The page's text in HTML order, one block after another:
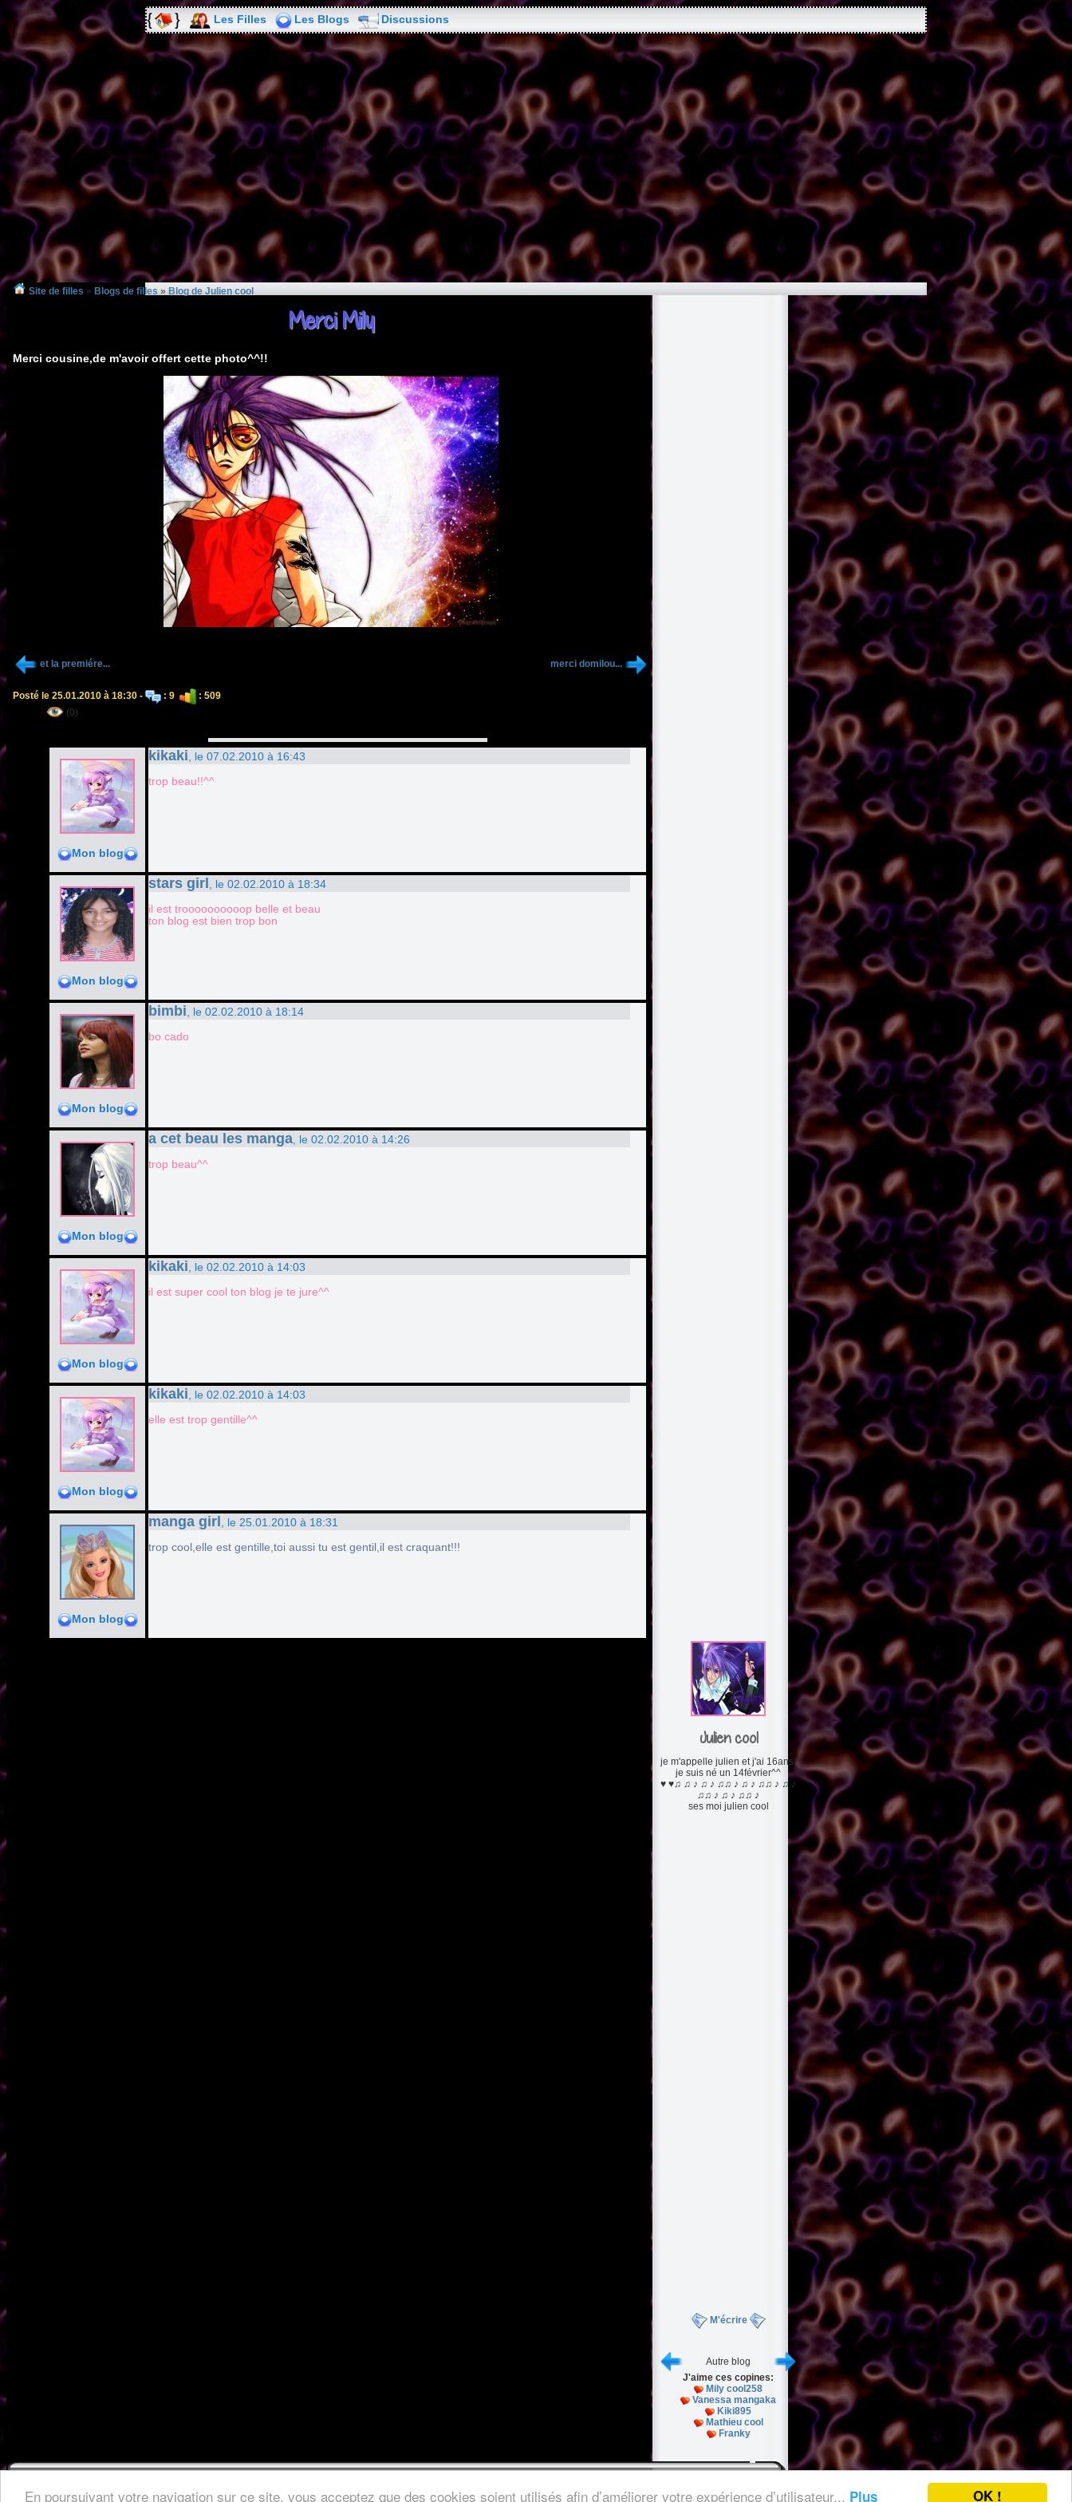
OK !
En poursuivant votre navigation sur ce site, vous acceptez que des cookies soient utilisés afin d’améliorer votre expérience d’utilisateur... Plus
Les Filles Les Blogs Discussions
Site de filles » Blogs de filles » Blog de Julien cool
Merci Mily
Merci cousine,de m'avoir offert cette photo^^!!
et la premiére... merci domilou...
Posté le 25.01.2010 à 18:30 - : 9
: 509
(0)
Mon blog
kikaki , le 07.02.2010 à 16:43
trop beau!!^^
Mon blog
stars girl
, le 02.02.2010 à 18:34
il est troooooooooop belle et beau
ton blog est bien trop bon
Mon blog
bimbi , le 02.02.2010 à 18:14
bo cado
Mon blog
a cet beau les manga , le 02.02.2010 à 14:26
trop beau^^
Mon blog
kikaki , le 02.02.2010 à 14:03
il est super cool ton blog je te jure^^
Mon blog
kikaki , le 02.02.2010 à 14:03
elle est trop gentille^^
Mon blog
manga girl
, le 25.01.2010 à 18:31
trop cool,elle est gentille,toi aussi tu est gentil,il est craquant!!!
Julien cool
je m'appelle julien et j'ai 16ans.
je suis né un 14février^^
♥ ♥♫ ♫ ♪ ♫ ♪ ♫♫ ♪ ♫ ♪ ♫♫ ♪ ♫ ♪
♫♫ ♪ ♫ ♪ ♫♫ ♪
ses moi julien cool
M'écrire
Autre blog
J'aime ces copines:
Mily cool258
Vanessa mangaka
Kiki895
Mathieu cool
Franky